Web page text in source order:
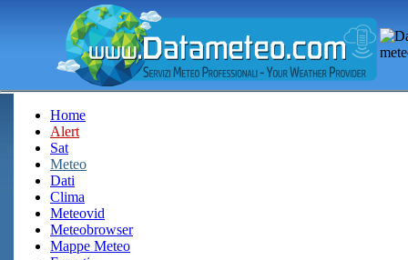
Home
Alert
Sat
Meteo
Dati
Clima
Meteovid
Meteobrowser
Mappe Meteo